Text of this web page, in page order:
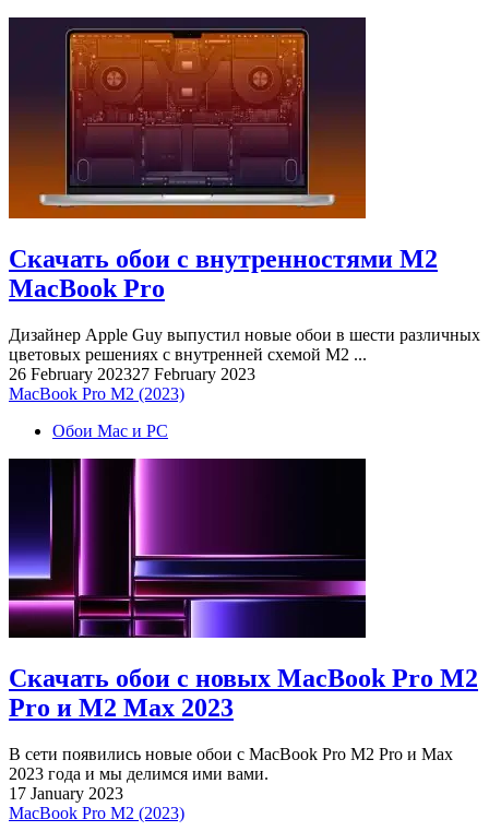
Скачать обои с внутренностями M2
MacBook Pro
Дизайнер Apple Guy выпустил новые обои в шести различных
цветовых решениях с внутренней схемой M2 ...
26 February 202327 February 2023
MacBook Pro M2 (2023)
Обои Mac и PC
Скачать обои с новых MacBook Pro M2
Pro и M2 Max 2023
В сети появились новые обои с MacBook Pro M2 Pro и Max
2023 года и мы делимся ими вами.
17 January 2023
MacBook Pro M2 (2023)